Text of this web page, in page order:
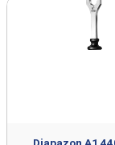
Produse
si distribuite